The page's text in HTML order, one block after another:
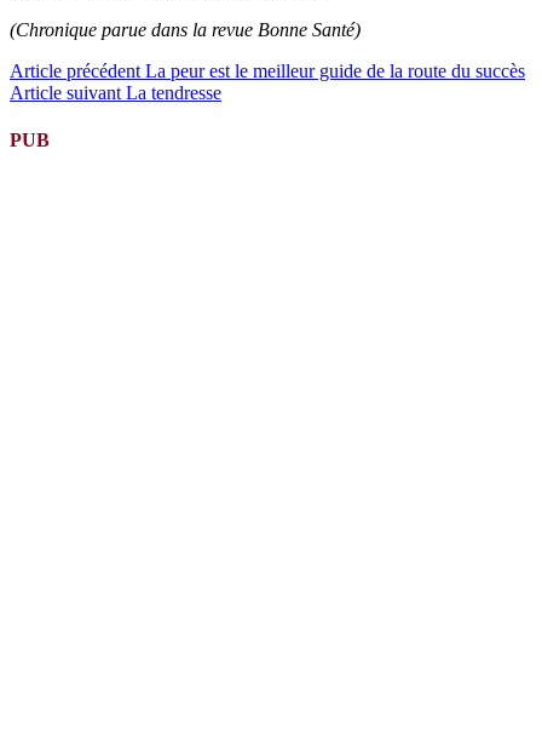
(Chronique parue dans la revue Bonne Santé)
Lire
la
suite
Article précédent La peur est le meilleur guide de la route du succès
Article suivant La tendresse
PUB